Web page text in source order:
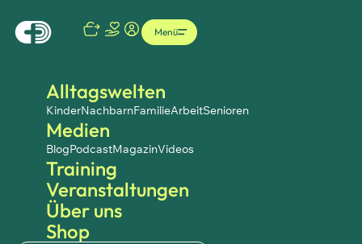
Alltagswelten
KinderNachbarnFamilieArbeitSenioren
Medien
BlogPodcastMagazinVideos
Training
Veranstaltungen
Über uns
Shop
Menü